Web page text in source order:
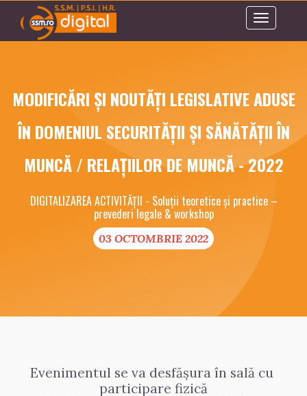
MODIFICĂRI ȘI NOUTĂȚI LEGISLATIVE ADUSE
ÎN DOMENIUL SECURITĂȚII ȘI SĂNĂTĂȚII ÎN
MUNCĂ / RELAȚIILOR DE MUNCĂ - 2022
DIGITALIZAREA ACTIVITĂȚII - Soluții teoretice și practice –
prevederi legale & workshop
03 OCTOMBRIE 2022
Evenimentul se va desfășura în sală cu
participare fizică
Toggle
navigation